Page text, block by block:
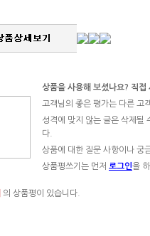
상품을 사용해 보셨나요? 직
고객님의 좋은 평가는 다른 고
성격에 맞지 않는 글은 삭제될
다.
상품에 대한 질문 사항이나 궁
상품평쓰기는 먼저 로그인을
의 상품평이 있습니다.